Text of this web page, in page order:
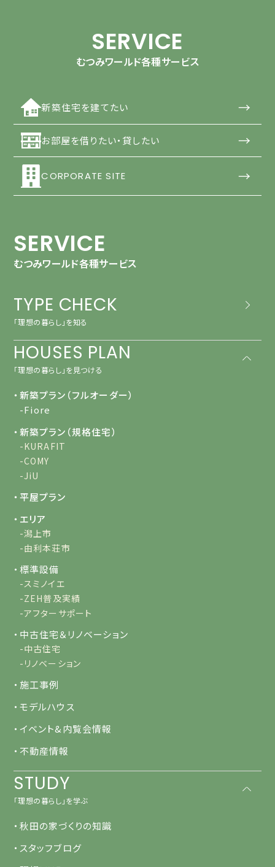
SERVICE
むつみワールド各種サービス
新築住宅を建てたい →
お部屋を借りたい・貸したい →
CORPORATE SITE →
SERVICE
むつみワールド各種サービス
TYPE CHECK
「理想の暮らし」を知る
HOUSES PLAN
「理想の暮らし」を見つける
・新築プラン（フルオーダー）
-Fiore
・新築プラン（規格住宅）
-KURAFIT
-COMY
-JiU
・平屋プラン
・エリア
-潟上市
-由利本荘市
・標準設備
-スミノイエ
-ZEH普及実績
-アフターサポート
・中古住宅＆リノベーション
-中古住宅
-リノベーション
・施工事例
・モデルハウス
・イベント&内覧会情報
・不動産情報
STUDY
「理想の暮らし」を学ぶ
・秋田の家づくりの知識
・スタッフブログ